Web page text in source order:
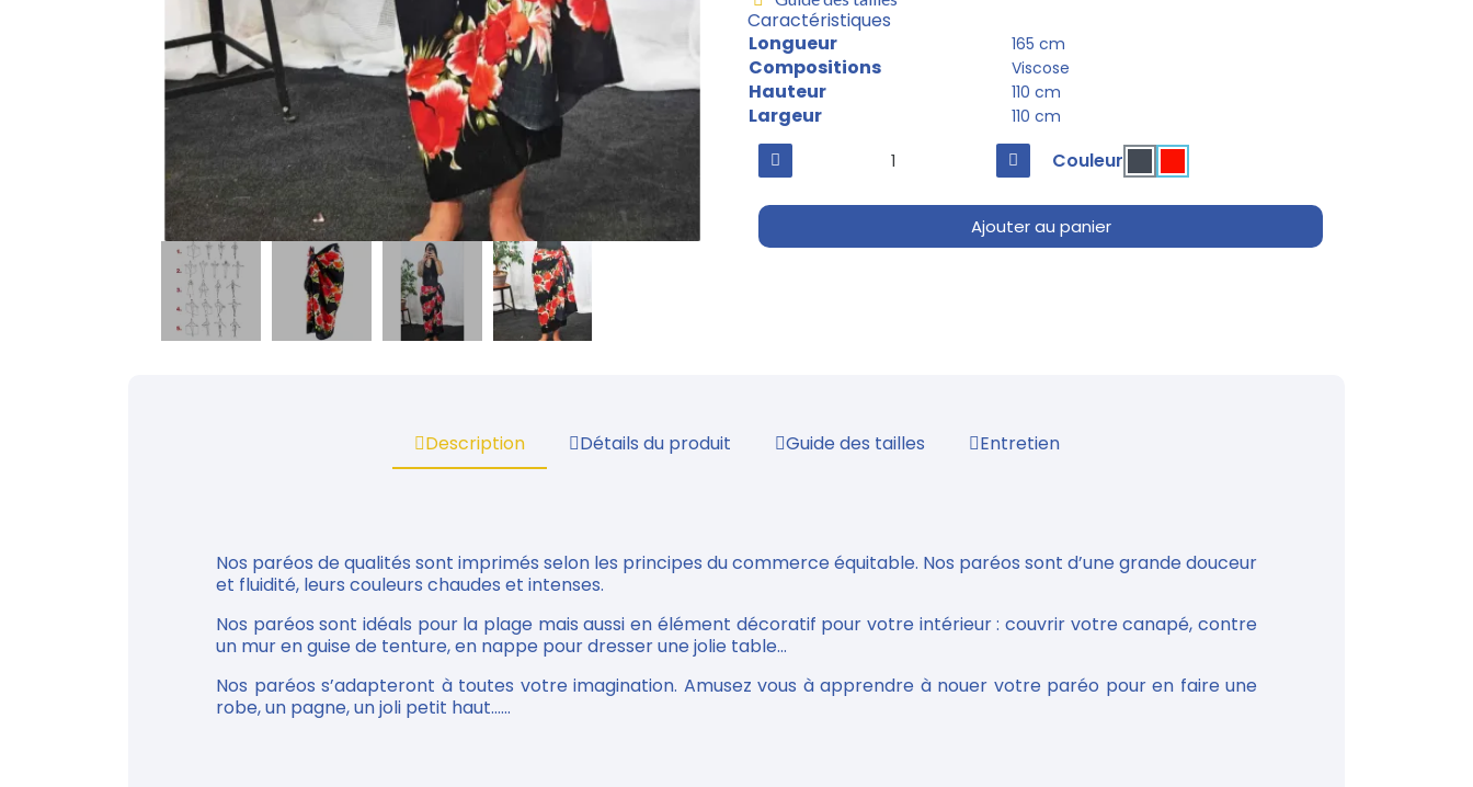
Caractéristiques
Longueur
165 cm
Compositions Viscose
Hauteur 110 cm
Largeur 110 cm
Couleur
Ajouter au panier
Description Détails du produit Guide des tailles Entretien
Nos paréos de qualités sont imprimés selon les principes du commerce équitable. Nos paréos sont d’une grande douceur
et fluidité, leurs couleurs chaudes et intenses.
Nos paréos sont idéals pour la plage mais aussi en élément décoratif pour votre intérieur : couvrir votre canapé, contre
un mur en guise de tenture, en nappe pour dresser une jolie table...
Nos paréos s’adapteront à toutes votre imagination. Amusez vous à apprendre à nouer votre paréo pour en faire une
robe, un pagne, un joli petit haut......